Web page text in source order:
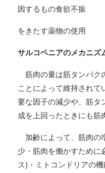
因するもの食欲不振
をきたす薬物の使用
サルコペニアのメカニズ
筋肉の量は筋タンパク
ことによって維持されて
要な因子の減少や、筋タ
成を上回ったときにも筋
加齢によって、筋肉の
少・筋肉を働かすために
ス)・ミトコンドリアの